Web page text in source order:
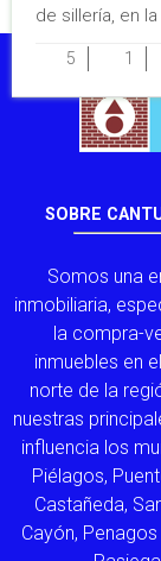
de sillería, en
5 1
SOBRE
Somos una
inmobiliaria,
la compra-
inmuebles en
norte de la
nuestras
influencia los
Piélagos,
Castañeda,
Cayón,